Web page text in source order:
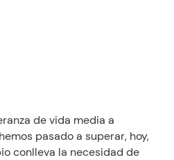
de vida media a
pasado a superar, hoy,
conlleva la necesidad de